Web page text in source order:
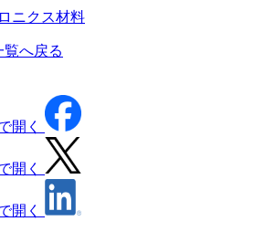
ニクス材料
へ戻る
開く
開く
開く